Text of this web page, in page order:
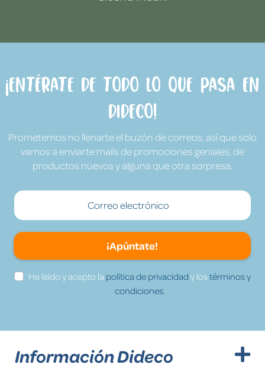
¡Entérate de todo lo que pasa en
Dideco!
Prometemos no llenarte el buzón de correos, así que solo
vamos a enviarte mails de promociones geniales, de
productos nuevos y alguna que otra sorpresa.
¡Apúntate!
He leído y acepto la política de privacidad y lostérminos y
condiciones.
Información Dideco